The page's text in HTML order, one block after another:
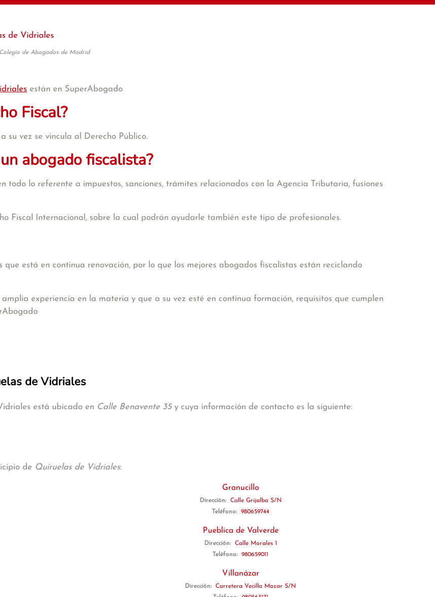
de Vidriales
de Abogados de Madrid.
están en SuperAbogado
Fiscal?
su vez se vincula al Derecho Público.
abogado fiscalista?
todo lo referente a impuestos, sanciones, trámites relacionados con la Agencia Tributaria, fusiones
Fiscal Internacional, sobre la cual podrán ayudarle también este tipo de profesionales.
está en continua renovación, por lo que los mejores abogados fiscalistas están reciclando
experiencia en la materia y que a su vez esté en continua formación, requisitos que cumplen
de Vidriales
está ubicado en Calle Benavente 35y cuya información de contacto es la siguiente:
de Quiruelas de Vidriales:
Granucillo
Dirección:
Calle Grijalba S/N
Teléfono:
980659744
Pueblica de Valverde
Dirección:
Calle Morales 1
Teléfono:
980659011
Villanázar
Dirección:
Carretera Vecilla Mozar S/N